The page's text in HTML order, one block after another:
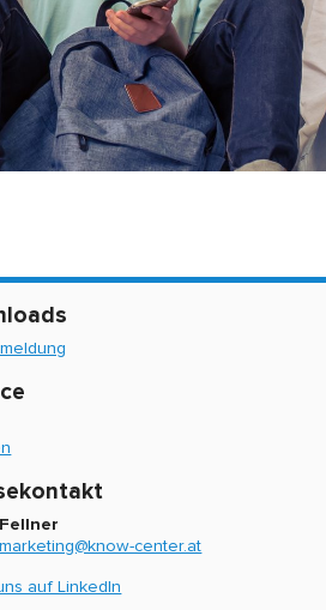
marketing@know-center.at
auf LinkedIn